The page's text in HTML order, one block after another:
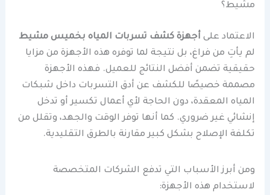
مشيط؟
الاعتماد على أجهزة كشف تسربات المياه بخميس مشيط
لم يأتِ من فراغ، بل نتيجة لما توفره هذه الأجهزة من مزايا
حقيقية تضمن أفضل النتائج للعميل. فهذه الأجهزة
مصممة خصيصًا للكشف عن أدق التسربات داخل شبكات
المياه المعقدة، دون الحاجة لأي أعمال تكسير أو تدخل
إنشائي غير ضروري. كما أنها توفر الوقت والجهد، وتقلل من
تكلفة الإصلاح بشكل كبير مقارنة بالطرق التقليدية.
ومن أبرز الأسباب التي تدفع الشركات المتخصصة
لاستخدام هذه الأجهزة: